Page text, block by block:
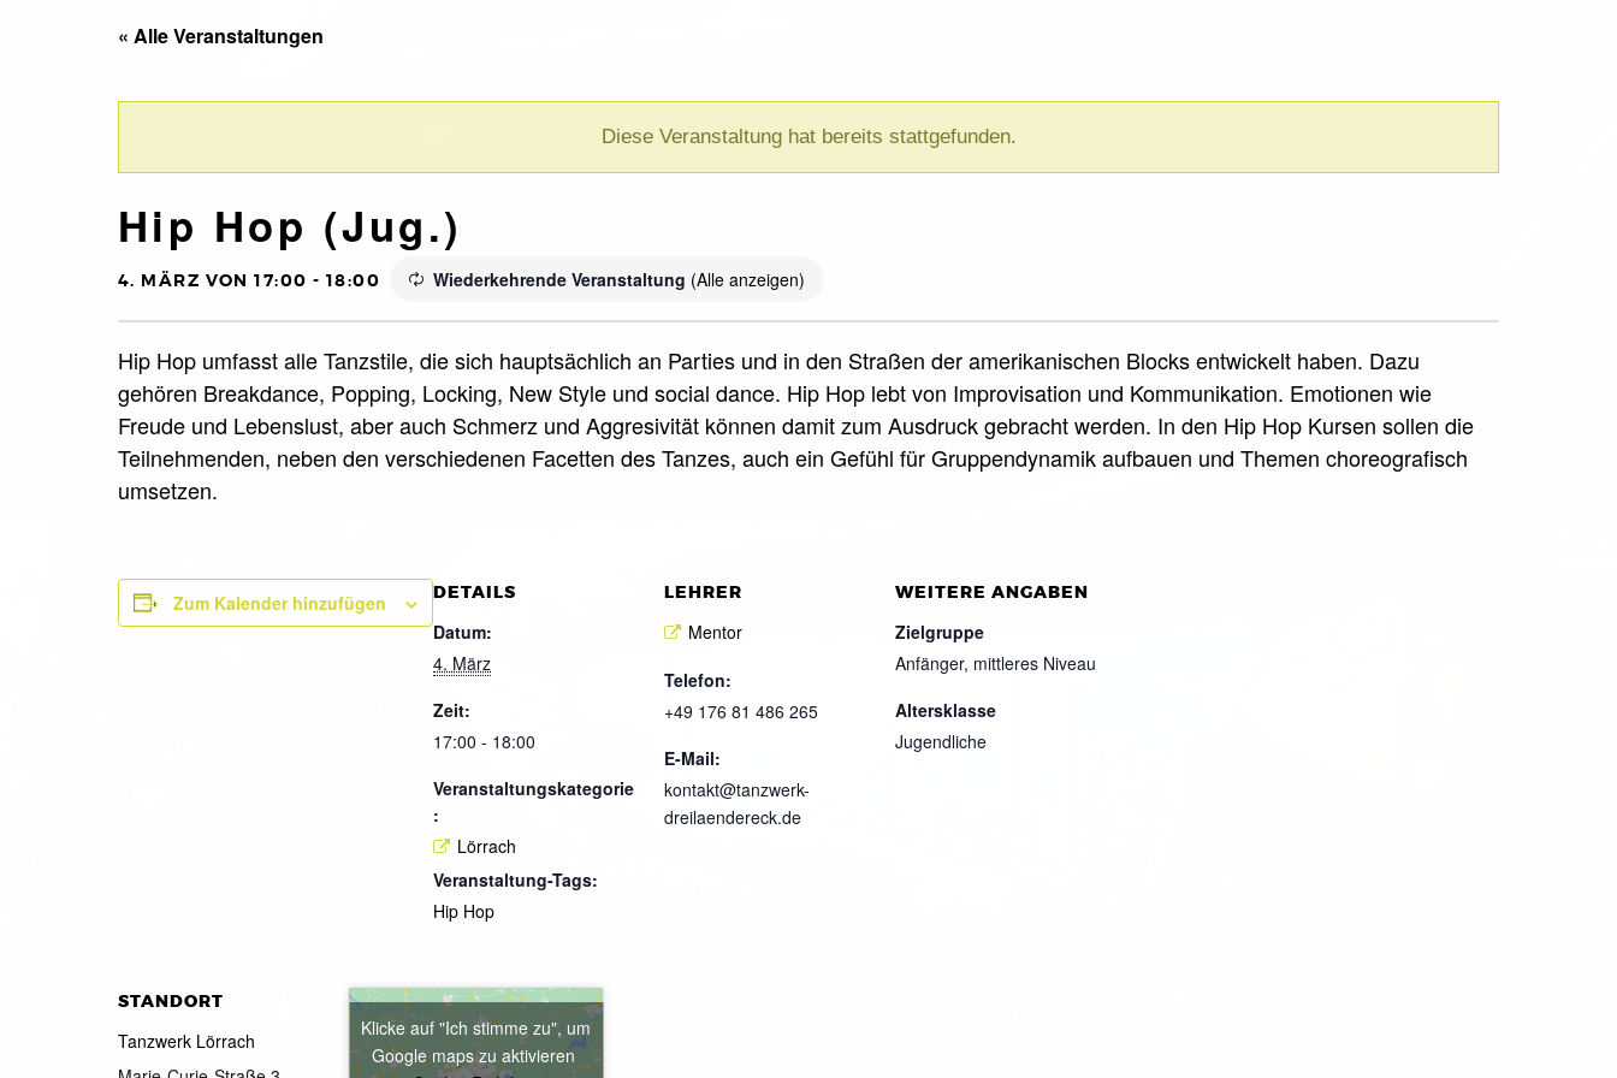
« Alle Veranstaltungen
Diese Veranstaltung hat bereits stattgefunden.
Hip Hop (Jug.)
4. MÄRZ VON 17:00 - 18:00 Wiederkehrende Veranstaltung (Alle anzeigen)
Hip Hop umfasst alle Tanzstile, die sich hauptsächlich an Parties und in den Straßen der amerikanischen Blocks entwickelt haben. Dazu
gehören Breakdance, Popping, Locking, New Style und social dance. Hip Hop lebt von Improvisation und Kommunikation. Emotionen wie
Freude und Lebenslust, aber auch Schmerz und Aggresivität können damit zum Ausdruck gebracht werden. In den Hip Hop Kursen sollen die
Teilnehmenden, neben den verschiedenen Facetten des Tanzes, auch ein Gefühl für Gruppendynamik aufbauen und Themen choreografisch
umsetzen.
Zum Kalender hinzufügen DETAILS
Datum:
4. März
Zeit:
17:00 - 18:00
Veranstaltungskategorie
:
Lörrach
Veranstaltung-Tags:
Hip Hop
LEHRER
Mentor
Telefon:
+49 176 81 486 265
E-Mail:
kontakt@tanzwerk-
dreilaendereck.de
WEITERE ANGABEN
Zielgruppe
Anfänger, mittleres Niveau
Altersklasse
Jugendliche
STANDORT
Tanzwerk Lörrach
Klicke auf "Ich stimme zu", um
Google maps zu aktivieren